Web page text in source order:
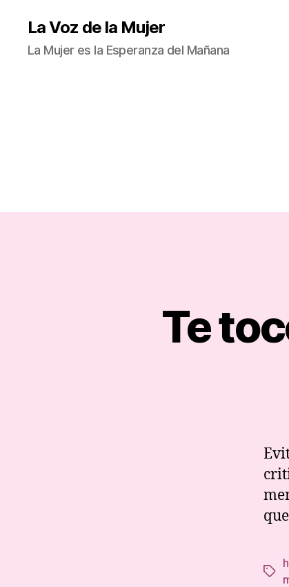
La Voz de la Mujer
La Mujer es la Esperanza del Mañana
Te
Tags